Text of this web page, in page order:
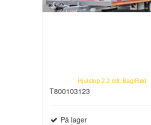
Hjulstop 2.2 mtr. Bag/Rød
T800103123
På lager